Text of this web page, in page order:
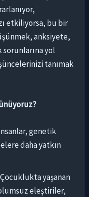
etkiliyorsa, bu bir
anksiyete,
yol
tanımak
genetik
daha yatkın
Çocuklukta yaşanan
eleştiriler,